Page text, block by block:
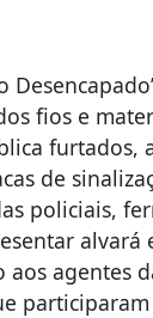
fios e
furtados,
de
policiais,
alvará
aos agentes